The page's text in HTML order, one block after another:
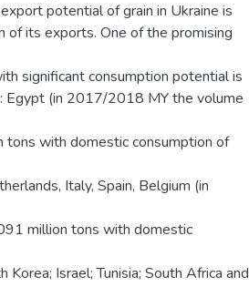
potential of grain in Ukraine is
of its exports. One of the promising
significant consumption potential is
Egypt (in 2017/2018 MY the volume
with domestic consumption of
Italy, Spain, Belgium (in
million tons with domestic
Israel; Tunisia; South Africa and